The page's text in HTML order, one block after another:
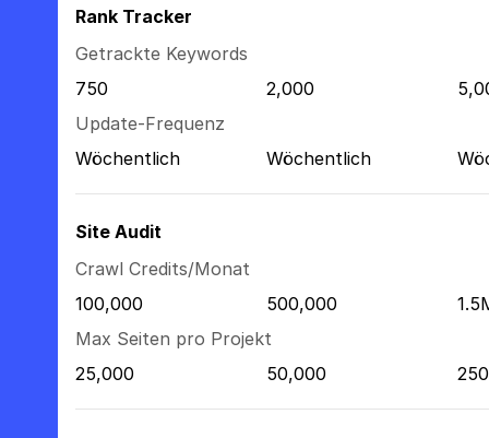
Rank Tracker
Getrackte Keywords
750
2,000
Update-Frequenz
Wöchentlich
Wöchentlich
Site Audit
Crawl Credits/Monat
100,000
500,000
Max Seiten pro Projekt
25,000
50,000